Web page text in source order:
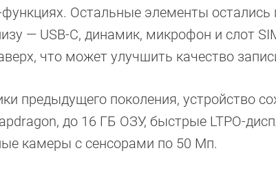
Остальные элементы
— USB-C, динамик, микрофон и слот
что может улучшить качество
предыдущего поколения, устройство
до 16 ГБ ОЗУ, быстрые LTPO-
камеры с сенсорами по 50 Мп.